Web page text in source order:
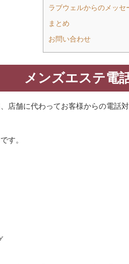
ラブウェルからのメッセ
まとめ
お問い合わせ
メンズエステ電
店舗に代わってお客様からの電話
す。